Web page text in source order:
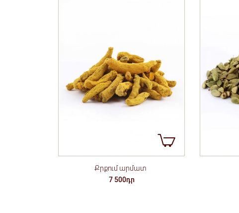
Քրքում արմատ
7 500դր